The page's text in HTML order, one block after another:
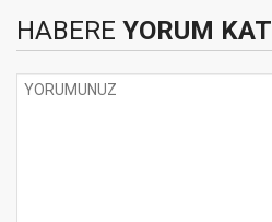
HABERE YORUM KAT